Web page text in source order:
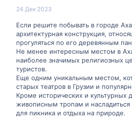
24 Дек 2023
Если решите побывать в городе
архитектурная конструкция,
прогуляться по его деревянным
Не менее интересным местом в
наиболее значимых религиозных
туристов.
Еще одним уникальным местом,
старых театров в Грузии и
Кроме исторических и культурных
живописным тропам и
для пикника и отдыха на природе.